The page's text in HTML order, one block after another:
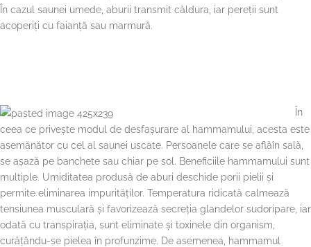
În cazul saunei umede, aburii transmit căldura, iar pereții sunt
acoperiți cu faianță sau marmură.
În
ceea ce privește modul de desfașurare al hammamului, acesta este
asemănător cu cel al saunei uscate. Persoanele care se aflăîn sală,
se așază pe banchete sau chiar pe sol. Beneficiile hammamului sunt
multiple. Umiditatea produsă de aburi deschide porii pielii și
permite eliminarea impurităților. Temperatura ridicată calmează
tensiunea musculară și favorizează secreția glandelor sudoripare, iar
odată cu transpirația, sunt eliminate și toxinele din organism,
curățându-se pielea în profunzime. De asemenea, hammamul